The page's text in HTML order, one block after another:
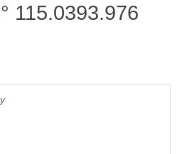
115.0393.976